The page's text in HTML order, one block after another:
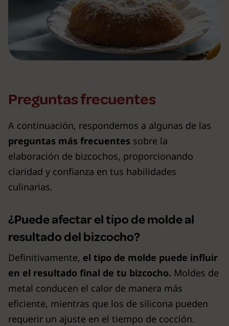
Preguntas frecuentes
A continuación, respondemos a algunas de las
preguntas más frecuentes sobre la
elaboración de bizcochos, proporcionando
claridad y confianza en tus habilidades
culinarias.
¿Puede afectar el tipo de molde al
resultado del bizcocho?
Definitivamente, el tipo de molde puede influir
en el resultado final de tu bizcocho. Moldes de
metal conducen el calor de manera más
eficiente, mientras que los de silicona pueden
requerir un ajuste en el tiempo de cocción.